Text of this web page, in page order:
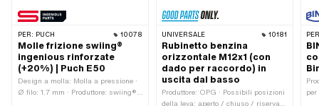
PER: PUCH 10078
Molle frizione swiing®
ingenious rinforzate
(+20%) | Puch E50
Design a molla: Molla a pressione ·
Ø filo: 1.7 mm · Produttore: swiing®
UNIVERSALE 10181
Rubinetto benzina
orizzontale M12x1 (con
dado per raccordo) in
uscita dal basso
Produttore: OPG · Possibili posizioni
della leva: aperto / chiuso / riserva ·